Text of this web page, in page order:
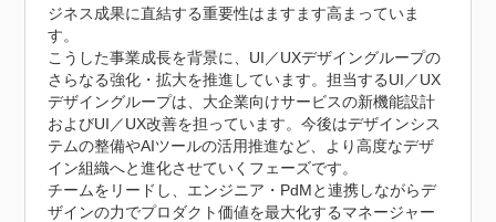
ジネス成果に直結する重要性はますます高まっていま
す。
こうした事業成長を背景に、UI／UXデザイングループの
さらなる強化・拡大を推進しています。担当するUI／UX
デザイングループは、大企業向けサービスの新機能設計
およびUI／UX改善を担っています。今後はデザインシス
テムの整備やAIツールの活用推進など、より高度なデザ
イン組織へと進化させていくフェーズです。
チームをリードし、エンジニア・PdMと連携しながらデ
ザインの力でプロダクト価値を最大化するマネージャー